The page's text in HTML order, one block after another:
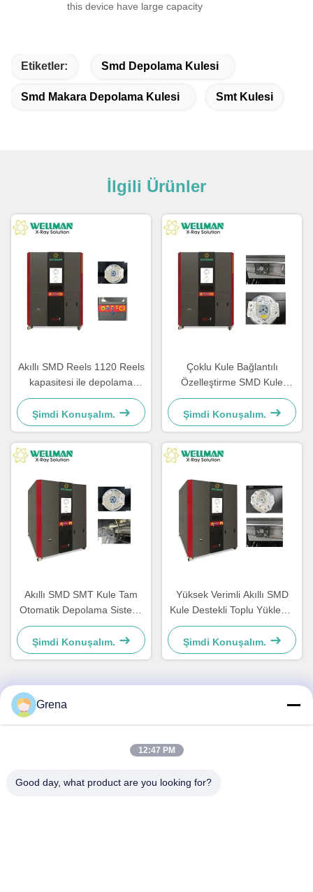
this device have large capacity
Etiketler: Smd Depolama Kulesi
Smd Makara Depolama Kulesi Smt Kulesi
İlgili Ürünler
Akıllı SMD Reels 1120 Reels
kapasitesi ile depolama
ekipmanları SMD Tower
SMD-T Barcode ve QR Code
taramasını destekler
Şimdi Konuşalım.
Çoklu Kule Bağlantılı
Özelleştirme SMD Kule
Otomatik Depolama ve Geri
Alma
Şimdi Konuşalım.
Akıllı SMD SMT Kule Tam
Otomatik Depolama Sistemi
7" - 15" Makara Desteği
Şimdi Konuşalım.
Yüksek Verimli Akıllı SMD
Kule Destekli Toplu Yükleme
Envanter Kontrolü
Şimdi Konuşalım.
Hızlı iletişim
Fuhai Caddesi, Baoan Bölgesi, Shenzhen
Grena
12:47 PM
Good day, what product are you looking for?